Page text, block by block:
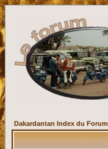
Dakardantan Index du Forum